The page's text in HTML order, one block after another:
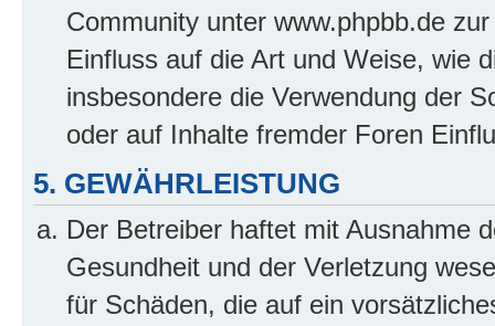
Community unter www.phpbb.de
Einfluss auf die Art und Weise, wie
insbesondere die Verwendung der
oder auf Inhalte fremder Foren
5. GEWÄHRLEISTUNG
Der Betreiber haftet mit Ausnahme
Gesundheit und der Verletzung
für Schäden, die auf ein